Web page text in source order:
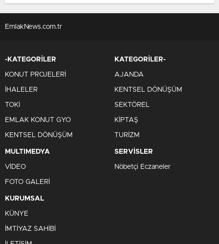
EmlakNews.com.tr
-KATEGORİLER
KONUT PROJELERİ
İHALELER
TOKİ
EMLAK KONUT GYO
KENTSEL DÖNÜŞÜM
KATEGORİLER-
AJANDA
KENTSEL DÖNÜŞÜM
SEKTÖREL
KİPTAŞ
TURİZM
MULTIMEDYA
VİDEO
FOTO GALERİ
SERVİSLER
Nöbetçi Eczaneler
KURUMSAL
KÜNYE
İMTİYAZ SAHİBİ